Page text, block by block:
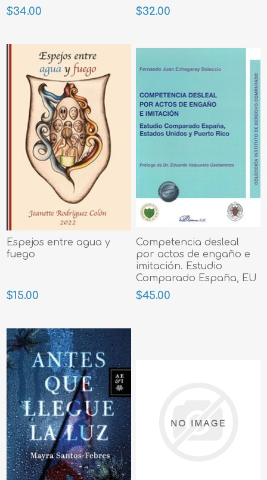
$34.00 $32.00
Espejos entre agua y
fuego
$15.00
Competencia desleal
por actos de engaño e
imitación. Estudio
Comparado España, EU
y PR
$45.00